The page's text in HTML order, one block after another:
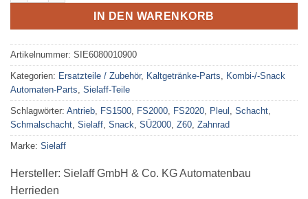
IN DEN WARENKORB
Artikelnummer: SIE6080010900
Kategorien: Ersatzteile / Zubehör, Kaltgetränke-Parts
Kombi-/-Snack
Automaten-Parts Sielaff-Teile
Schlagwörter: Antrieb FS1500 FS2000 FS2020 Pleul Schacht
Schmalschacht Sielaff Snack SÜ2000 Z60 Zahnrad
Marke: Sielaff
Hersteller: Sielaff GmbH & Co. KG Automatenbau
Herrieden